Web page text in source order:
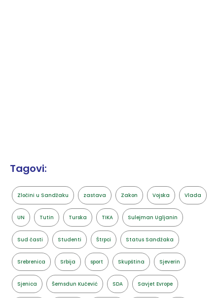
Tagovi:
Zločini u Sandžaku zastava Zakon Vojska Vlada
UN Tutin Turska TIKA Sulejman Ugljanin
Sud časti Studenti Štrpci Status Sandžaka
Srebrenica Srbija sport Skupština Sjeverin
Sjenica Šemsdun Kučević SDA Savjet Evrope